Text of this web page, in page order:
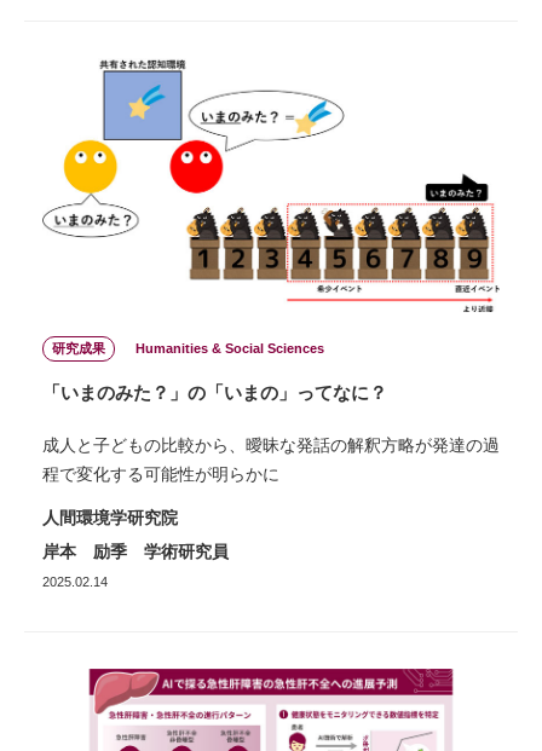
研究成果 Humanities & Social Sciences
「いまのみた？」の「いまの」ってなに？
成人と子どもの比較から、曖昧な発話の解釈方略が発達の過
程で変化する可能性が明らかに
人間環境学研究院
岸本 励季 学術研究員
2025.02.14